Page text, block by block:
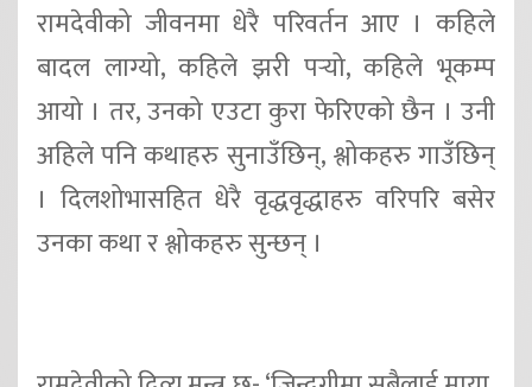
रामदेवीको जीवनमा धेरै परिवर्तन आए । कहिले
बादल लाग्यो, कहिले झरी पर्‍यो, कहिले भूकम्प
आयो । तर, उनको एउटा कुरा फेरिएको छैन । उनी
अहिले पनि कथाहरु सुनाउँछिन्, श्लोकहरु गाउँछिन्
। दिलशोभासहित धेरै वृद्धवृद्धाहरु वरिपरि बसेर
उनका कथा र श्लोकहरु सुन्छन् ।